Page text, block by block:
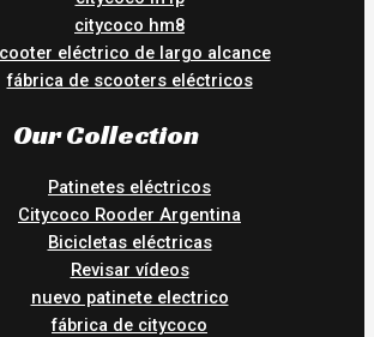
citycoco hm8
eléctrico de largo alcance
fábrica de scooters eléctricos
Our Collection
Patinetes eléctricos
Citycoco Rooder Argentina
Bicicletas eléctricas
Revisar vídeos
nuevo patinete electrico
fábrica de citycoco